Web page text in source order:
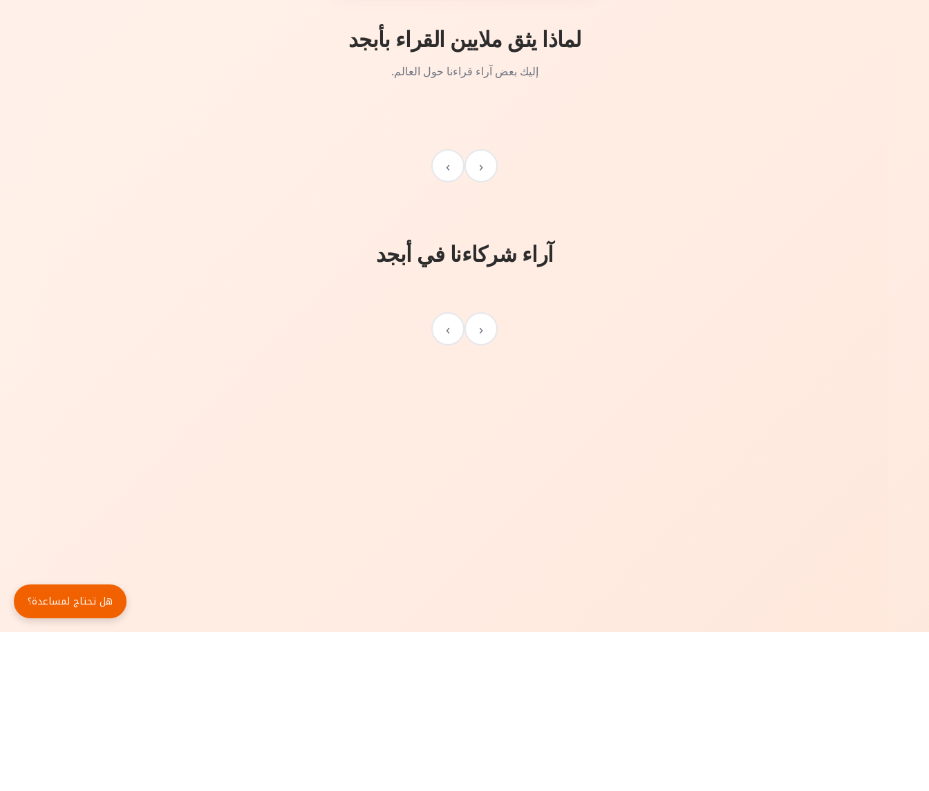
لماذا يثق ملايين القراء بأبجد
إليك بعض آراء قراءنا حول العالم.
‹
›
آراء شركاءنا في أبجد
‹
›
هل تحتاج لمساعدة؟